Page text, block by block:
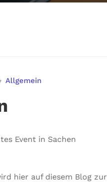
Allgemein
Event in Sachen
hier auf diesem Blog zur